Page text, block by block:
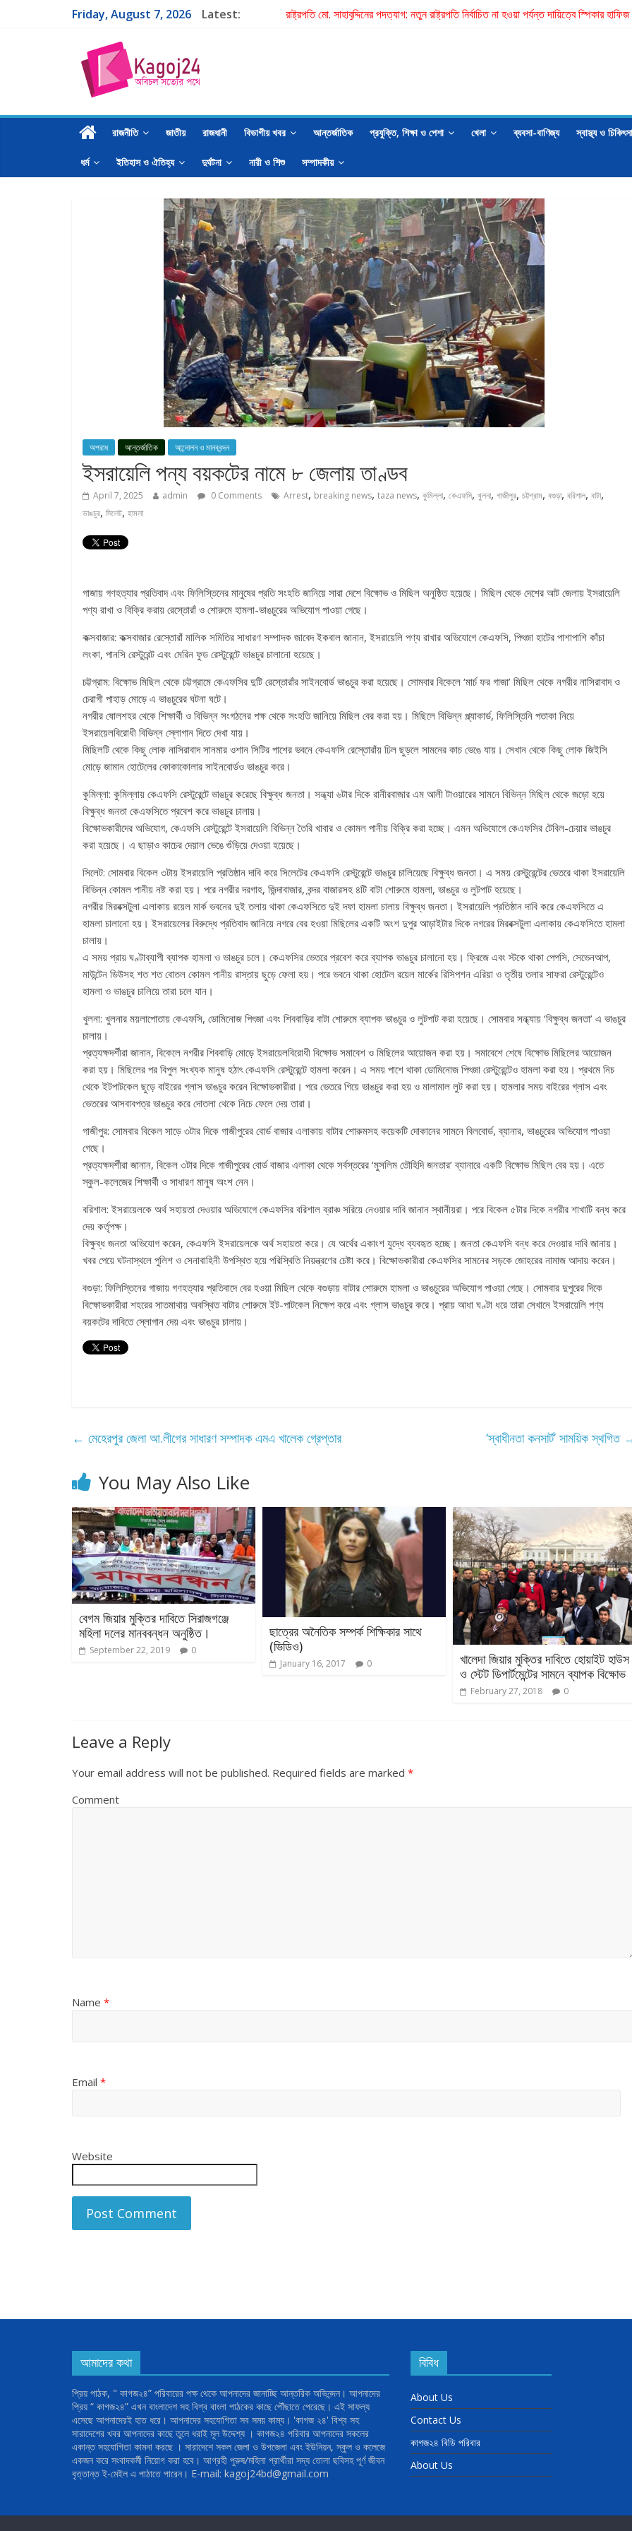
Friday, August 7, 2026 Latest:
রাষ্ট্রপতি মো. সাহাবুদ্দিনের পদত্যাগ: নতুন রাষ্ট্রপতি নির্বাচিত না হওয়া পর্যন্ত দায়িত্বে স্পিকার
রাজনীতি জাতীয় রাজধানী বিভাগীয় খবর আন্তর্জাতিক প্রযুক্তি, শিক্ষা ও পেশা খেলা ব্যবসা-বাণিজ্য স্বাস্থ্য ও চিকিৎসা
ধর্ম ইতিহাস ও ঐতিহ্য দুর্ঘটনা নারী ও শিশু সম্পাদকীয়
অপরাধ আন্তর্জাতিক আন্দোলন ও মানববন্দন
ইসরায়েলি পন্য বয়কটের নামে ৮ জেলায় তাণ্ডব
April 7, 2025 admin 0 Comments Arrest, breaking news, taza news, কুমিল্লা, কেএফসি, খুলনা, গাজীপুর, চট্টগ্রাম, বগুড়া, বরিশাল, বাটা,
ভাঙচুর, সিলেট, হামলা
গাজায় গণহত্যার প্রতিবাদ এবং ফিলিস্তিনের মানুষের প্রতি সংহতি জানিয়ে সারা দেশে বিক্ষোভ ও মিছিল অনুষ্ঠিত হয়েছে। মিছিল থেকে দেশের আট জেলায় ইসরায়েলি
পণ্য রাখা ও বিক্রি করায় রেস্তোরাঁ ও শোরুমে হামলা-ভাঙচুরের অভিযোগ পাওয়া গেছে।
কক্সবাজার: কক্সবাজার রেস্তোরাঁ মালিক সমিতির সাধারণ সম্পাদক জাবেদ ইকবাল জানান, ইসরায়েলি পণ্য রাখার অভিযোগে কেএফসি, পিৎজা হাটের পাশাপাশি কাঁচা
লংকা, পানসি রেস্টুরেন্ট এবং মেরিন ফুড রেস্টুরেন্টে ভাঙচুর চালানো হয়েছে।
চট্টগ্রাম: বিক্ষোভ মিছিল থেকে চট্টগ্রামে কেএফসির দুটি রেস্তোরাঁর সাইনবোর্ড ভাঙচুর করা হয়েছে। সোমবার বিকেলে ‘মার্চ ফর গাজা’ মিছিল থেকে নগরীর নাসিরাবাদ ও
চেরাগী পাহাড় মোড়ে এ ভাঙচুরের ঘটনা ঘটে।
নগরীর ষোলশহর থেকে শিক্ষার্থী ও বিভিন্ন সংগঠনের পক্ষ থেকে সংহতি জানিয়ে মিছিল বের করা হয়। মিছিলে বিভিন্ন প্ল্যাকার্ড, ফিলিস্তিনি পতাকা নিয়ে
ইসরায়েলবিরোধী বিভিন্ন স্লোগান দিতে দেখা যায়।
মিছিলটি থেকে কিছু লোক নাসিরাবাদ সানমার ওশান সিটির পাশের ভবনে কেএফসি রেস্তোরাঁয় ঢিল ছুড়লে সামনের কাচ ভেঙে যায়। সেখান থেকে কিছু লোক জিইসি
মোড়ে জামান হোটেলের কোকাকোলার সাইনবোর্ডও ভাঙচুর করে।
কুমিল্লা: কুমিল্লায় কেএফসি রেস্টুরেন্টে ভাঙচুর করেছে বিক্ষুব্ধ জনতা। সন্ধ্যা ৬টার দিকে রানীরবাজার এম আলী টাওয়ারের সামনে বিভিন্ন মিছিল থেকে জড়ো হয়ে
বিক্ষুব্ধ জনতা কেএফসিতে প্রবেশ করে ভাঙচুর চালায়।
বিক্ষোভকারীদের অভিযোগ, কেএফসি রেস্টুরেন্টে ইসরায়েলি বিভিন্ন তৈরি খাবার ও কোমল পানীয় বিক্রি করা হচ্ছে। এমন অভিযোগে কেএফসির টেবিল-চেয়ার ভাঙচুর
করা হয়েছে। এ ছাড়াও কাচের দেয়াল ভেঙে গুঁড়িয়ে দেওয়া হয়েছে।
সিলেট: সোমবার বিকেল ৩টায় ইসরায়েলি প্রতিষ্ঠান দাবি করে সিলেটের কেএফসি রেস্টুরেন্টে ভাঙচুর চালিয়েছে বিক্ষুব্ধ জনতা। এ সময় রেস্টুরেন্টের ভেতরে থাকা ইসরায়েলি
বিভিন্ন কোমল পানীয় নষ্ট করা হয়। পরে নগরীর দরগাহ, জিন্দাবাজার, বন্দর বাজারসহ ৪টি বাটা শোরুমে হামলা, ভাঙচুর ও লুটপাট হয়েছে।
নগরীর মিরবক্সটুলা এলাকায় রয়েল মার্ক ভবনের দুই তলায় থাকা কেএফসিতে দুই দফা হামলা চালায় বিক্ষুব্ধ জনতা। ইসরায়েলি প্রতিষ্ঠান দাবি করে কেএফসিতে এ
হামলা চালানো হয়। ইসরায়েলের বিরুদ্ধে প্রতিবাদ জানিয়ে নগরে বের হওয়া মিছিলের একটি অংশ দুপুর আড়াইটার দিকে নগরের মিরবক্সটুলা এলাকায় কেএফসিতে হামলা
চালায়।
এ সময় প্রায় ঘণ্টাব্যাপী ব্যাপক হামলা ও ভাঙচুর চলে। কেএফসির ভেতরে প্রবেশ করে ব্যাপক ভাঙচুর চালানো হয়। ফ্রিজে এবং স্টকে থাকা পেপসি, সেভেনআপ,
মাউন্টেন ডিউসহ শত শত বোতল কোমল পানীয় রাস্তায় ছুড়ে ফেলা হয়। পরে ভবনে থাকা হোটেল রয়েল মার্কের রিসিপশন এরিয়া ও তৃতীয় তলার সাফরা রেস্টুরেন্টেও
হামলা ও ভাঙচুর চালিয়ে তারা চলে যান।
খুলনা: খুলনার ময়লাপোতায় কেএফসি, ডোমিনোজ পিৎজা এবং শিববাড়ির বাটা শোরুমে ব্যাপক ভাঙচুর ও লুটপাট করা হয়েছে। সোমবার সন্ধ্যায় ‘বিক্ষুব্ধ জনতা’ এ ভাঙচুর
চালায়।
প্রত্যক্ষদর্শীরা জানান, বিকেলে নগরীর শিববাড়ি মোড়ে ইসরায়েলবিরোধী বিক্ষোভ সমাবেশ ও মিছিলের আয়োজন করা হয়। সমাবেশে শেষে বিক্ষোভ মিছিলের আয়োজন
করা হয়। মিছিলের পর বিপুল সংখ্যক মানুষ হঠাৎ কেএফসি রেস্টুরেন্টে হামলা করেন। এ সময় পাশে থাকা ডোমিনোজ পিৎজা রেস্টুরেন্টেও হামলা করা হয়। প্রথমে নিচ
থেকে ইটপাটকেল ছুড়ে বাইরের গ্লাস ভাঙচুর করেন বিক্ষোভকারীরা। পরে ভেতরে গিয়ে ভাঙচুর করা হয় ও মালামাল লুট করা হয়। হামলার সময় বাইরের গ্লাস এবং
ভেতরের আসবাবপত্র ভাঙচুর করে দোতলা থেকে নিচে ফেলে দেয় তারা।
গাজীপুর: সোমবার বিকেল সাড়ে ৩টার দিকে গাজীপুরের বোর্ড বাজার এলাকায় বাটার শোরুমসহ কয়েকটি দোকানের সামনে বিলবোর্ড, ব্যানার, ভাঙচুরের অভিযোগ পাওয়া
গেছে।
প্রত্যক্ষদর্শীরা জানান, বিকেল ৩টার দিকে গাজীপুরের বোর্ড বাজার এলাকা থেকে সর্বস্তরের ‘মুসলিম তৌহিদি জনতার’ ব্যানারে একটি বিক্ষোভ মিছিল বের হয়। এতে
স্কুল-কলেজের শিক্ষার্থী ও সাধারণ মানুষ অংশ নেন।
বরিশাল: ইসরায়েলকে অর্থ সহায়তা দেওয়ার অভিযোগে কেএফসির বরিশাল ব্রাঞ্চ সরিয়ে নেওয়ার দাবি জানান স্থানীয়রা। পরে বিকেল ৫টার দিকে নগরীর শাখাটি বন্ধ করে
দেয় কর্তৃপক্ষ।
বিক্ষুব্ধ জনতা অভিযোগ করেন, কেএফসি ইসরায়েলকে অর্থ সহায়তা করে। যে অর্থের একাংশ যুদ্ধে ব্যবহৃত হচ্ছে। জনতা কেএফসি বন্ধ করে দেওয়ার দাবি জানায়।
খবর পেয়ে ঘটনাস্থলে পুলিশ ও সেনাবাহিনী উপস্থিত হয়ে পরিস্থিতি নিয়ন্ত্রণের চেষ্টা করে। বিক্ষোভকারীরা কেএফসির সামনের সড়কে জোহরের নামাজ আদায় করেন।
বগুড়া: ফিলিস্তিনের গাজায় গণহত্যার প্রতিবাদে বের হওয়া মিছিল থেকে বগুড়ায় বাটার শোরুমে হামলা ও ভাঙচুরের অভিযোগ পাওয়া গেছে। সোমবার দুপুরের দিকে
বিক্ষোভকারীরা শহরের সাতমাথায় অবস্থিত বাটার শোরুমে ইট-পাটকেল নিক্ষেপ করে এবং গ্লাস ভাঙচুর করে। প্রায় আধা ঘণ্টা ধরে তারা সেখানে ইসরায়েলি পণ্য
বয়কটের দাবিতে স্লোগান দেয় এবং ভাঙচুর চালায়।
← মেহেরপুর জেলা আ.লীগের সাধারণ সম্পাদক এমএ খালেক গ্রেপ্তার ‘স্বাধীনতা কনসার্ট’ সাময়িক স্থগিত
You May Also Like
বেগম জিয়ার মুক্তির দাবিতে সিরাজগঞ্জে
মহিলা দলের মানববন্ধন অনুষ্ঠিত।
September 22, 2019 0
ছাত্রের অনৈতিক সম্পর্ক শিক্ষিকার সাথে
(ভিডিও)
January 16, 2017 0
খালেদা জিয়ার মুক্তির দাবিতে হোয়াইট হাউস
ও স্টেট ডিপার্টমেন্টের সামনে ব্যাপক বিক্ষোভ
February 27, 2018 0
Leave a Reply
Your email address will not be published. Required fields are marked *
Comment
Name *
Email *
Website
আমাদের কথা
প্রিয় পাঠক, " কাগজ২৪” পরিবারের পক্ষ থেকে আপনাদের জানাচ্ছি আন্তরিক অভিনন্দন। আপনাদের
প্রিয় “ কাগজ২৪” এখন বাংলাদেশ সহ বিশ্ব বাংলা পাঠকের কাছে পৌঁছাতে পেরেছে। এই সাফল্য
এসেছে আপনাদেরই হাত ধরে। আপনাদের সহযোগিতা সব সময় কাম্য। 'কাগজ ২৪' বিশ্ব সহ
সারাদেশের খবর আপনাদের কাছে তুলে ধরাই মূল উদ্দেশ্য । কাগজ২৪ পরিবার আপনাদের সকলের
একান্ত সহযোগিতা কামনা করছে । সারাদেশে সকল জেলা ও উপজেলা এবং ইউনিয়ন, স্কুল ও কলেজে
একজন করে সংবাদকর্মী নিয়োগ করা হবে। আগ্রহী পুরুষ/মহিলা প্রার্থীরা সদ্য তোলা ছবিসহ পূর্ণ জীবন
বৃত্তান্ত ই-মেইল এ পাঠাতে পারেন। E-mail: kagoj24bd@gmail.com
বিবিধ
About Us
Contact Us
কাগজ২৪ বিডি পরিবার
About Us